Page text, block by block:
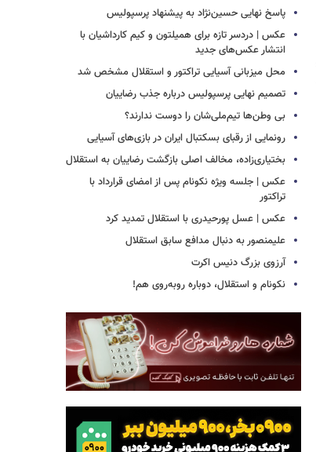
پاسخ نهایی حسین‌نژاد به پیشنهاد پرسپولیس
عکس | دردسر تازه برای همیلتون و کیم کارداشیان با
انتشار عکس‌های جدید
محل میزبانی آسیایی تراکتور و استقلال مشخص شد
تصمیم نهایی پرسپولیس درباره جذب رضاییان
بی وطن‌ها تیم‌ملی‌شان را دوست ندارند؟
رونمایی از رقبای بسکتبال ایران در بازی‌های آسیایی
بختیاری‌زاده، مخالف اصلی بازگشت رضاییان به استقلال
عکس | جلسه ویژه نکونام پس از امضای قرارداد با
تراکتور
عکس | عسل پورحیدری با استقلال تمدید کرد
علیمنصور به دنبال مدافع سابق استقلال
آرزوی بزرگ دنیس اکرت
نکونام و استقلال، دوباره روبه‌روی هم!